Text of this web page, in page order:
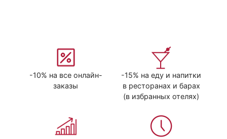
-10% на все онлайн-
заказы
-15% на еду и напитки
в ресторанах и барах
(в избранных отелях)